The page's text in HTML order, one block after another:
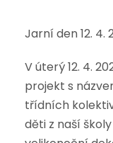
Jarní den 12. 4.
V úterý 12. 4.
projekt s
třídních
děti z naší